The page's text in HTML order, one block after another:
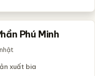
Phú Minh
xuất bia